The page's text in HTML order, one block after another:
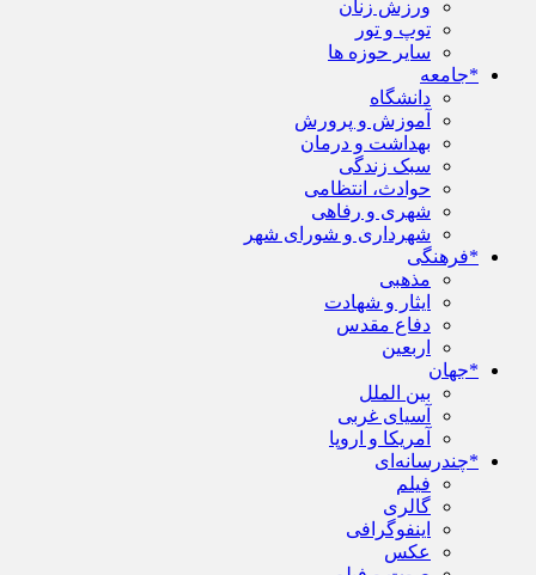
ورزش زنان
توپ و تور
سایر حوزه ها
*جامعه
دانشگاه
آموزش و پرورش
بهداشت و درمان
سبک زندگی
حوادث، انتظامی
شهری و رفاهی
شهرداری و شورای شهر
*فرهنگی
مذهبی
ایثار و شهادت
دفاع مقدس
اربعین
*جهان
بین الملل
آسیای غربی
آمریکا و اروپا
*چندرسانه‌ای
فیلم
گالری
اینفوگرافی
عکس